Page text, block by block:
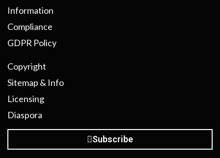
Information
Compliance
GDPR Policy
Copyright
Sitemap & Info
Licensing
Diaspora
Subscribe